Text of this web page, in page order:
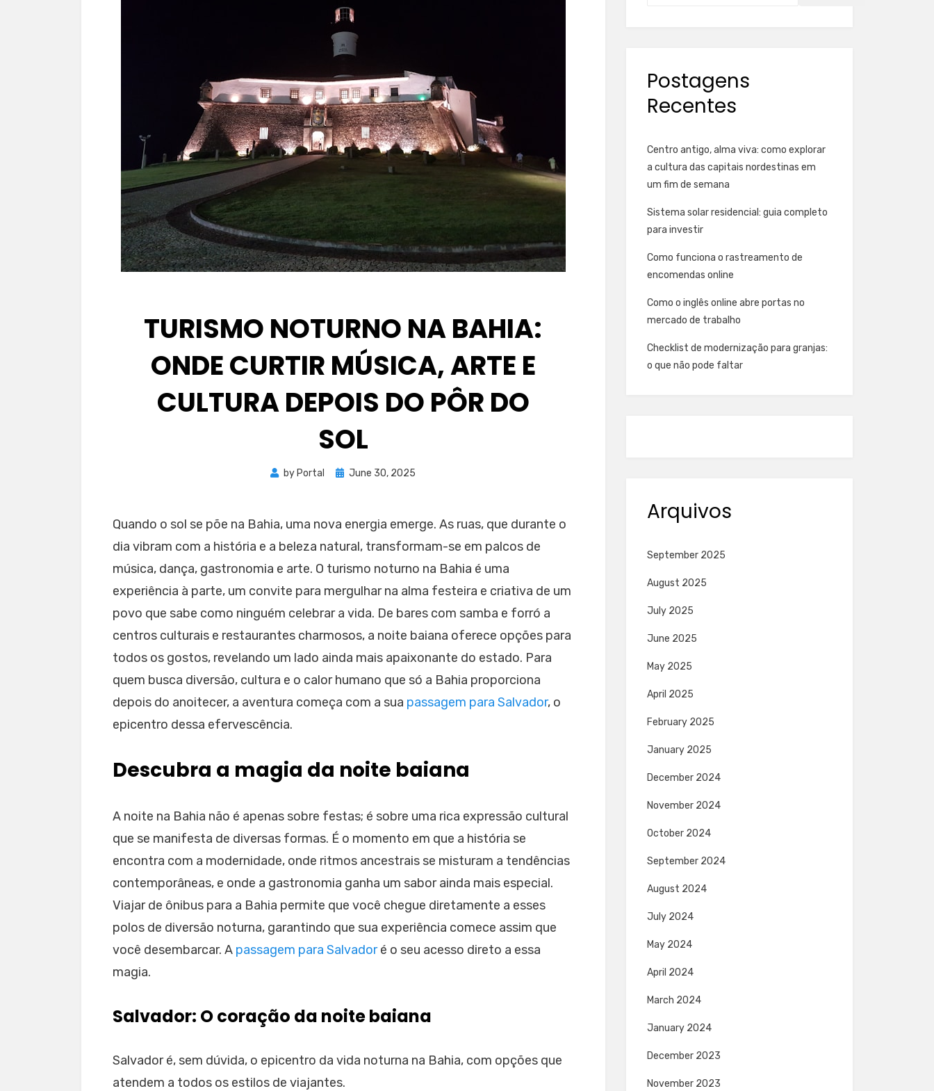
TURISMO NOTURNO NA BAHIA:
ONDE CURTIR MÚSICA, ARTE E
CULTURA DEPOIS DO PÔR DO
SOL
by Portal
Posted
June 30, 2025
Quando o sol se põe na Bahia, uma nova energia emerge. As ruas, que durante o
dia vibram com a história e a beleza natural, transformam-se em palcos de
música, dança, gastronomia e arte. O turismo noturno na Bahia é uma
experiência à parte, um convite para mergulhar na alma festeira e criativa de um
povo que sabe como ninguém celebrar a vida. De bares com samba e forró a
centros culturais e restaurantes charmosos, a noite baiana oferece opções para
todos os gostos, revelando um lado ainda mais apaixonante do estado. Para
quem busca diversão, cultura e o calor humano que só a Bahia proporciona
depois do anoitecer, a aventura começa com a sua passagem para Salvador, o
epicentro dessa efervescência.
Descubra a magia da noite baiana
A noite na Bahia não é apenas sobre festas; é sobre uma rica expressão cultural
que se manifesta de diversas formas. É o momento em que a história se
encontra com a modernidade, onde ritmos ancestrais se misturam a tendências
contemporâneas, e onde a gastronomia ganha um sabor ainda mais especial.
Viajar de ônibus para a Bahia permite que você chegue diretamente a esses
polos de diversão noturna, garantindo que sua experiência comece assim que
você desembarcar. A passagem para Salvadoré o seu acesso direto a essa
magia.
Salvador: O coração da noite baiana
Salvador é, sem dúvida, o epicentro da vida noturna na Bahia, com opções que
atendem a todos os estilos de viajantes.
Postagens
Recentes
Centro antigo, alma viva: como explorar
a cultura das capitais nordestinas em
um fim de semana
Sistema solar residencial: guia completo
para investir
Como funciona o rastreamento de
encomendas online
Como o inglês online abre portas no
mercado de trabalho
Checklist de modernização para granjas:
o que não pode faltar
Arquivos
September 2025
August 2025
July 2025
June 2025
May 2025
April 2025
February 2025
January 2025
December 2024
November 2024
October 2024
September 2024
August 2024
July 2024
May 2024
April 2024
March 2024
January 2024
December 2023
November 2023